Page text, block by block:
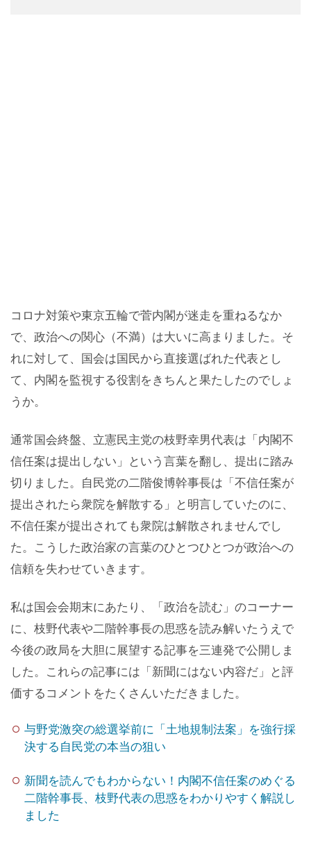
コロナ対策や東京五輪で菅内閣が迷走を重ねるなか
で、政治への関心（不満）は大いに高まりました。そ
れに対して、国会は国民から直接選ばれた代表とし
て、内閣を監視する役割をきちんと果たしたのでしょ
うか。
通常国会終盤、立憲民主党の枝野幸男代表は「内閣不
信任案は提出しない」という言葉を翻し、提出に踏み
切りました。自民党の二階俊博幹事長は「不信任案が
提出されたら衆院を解散する」と明言していたのに、
不信任案が提出されても衆院は解散されませんでし
た。こうした政治家の言葉のひとつひとつが政治への
信頼を失わせていきます。
私は国会会期末にあたり、「政治を読む」のコーナー
に、枝野代表や二階幹事長の思惑を読み解いたうえで
今後の政局を大胆に展望する記事を三連発で公開しま
した。これらの記事には「新聞にはない内容だ」と評
価するコメントをたくさんいただきました。
与野党激突の総選挙前に「土地規制法案」を強行採
決する自民党の本当の狙い
新聞を読んでもわからない！内閣不信任案のめぐる
二階幹事長、枝野代表の思惑をわかりやすく解説し
ました